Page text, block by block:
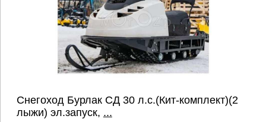
Снегоход Бурлак СД 30 л.с.(Кит-комплект)(2
лыжи) эл.запуск, ...